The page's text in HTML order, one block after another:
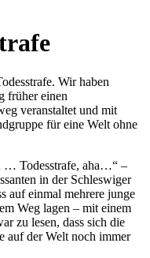
Wir haben
früher einen
veranstaltet und mit
für eine Welt ohne
… Todesstrafe, aha…“ –
in der Schleswiger
auf einmal mehrere junge
Weg lagen – mit einem
zu lesen, dass sich die
auf der Welt noch immer